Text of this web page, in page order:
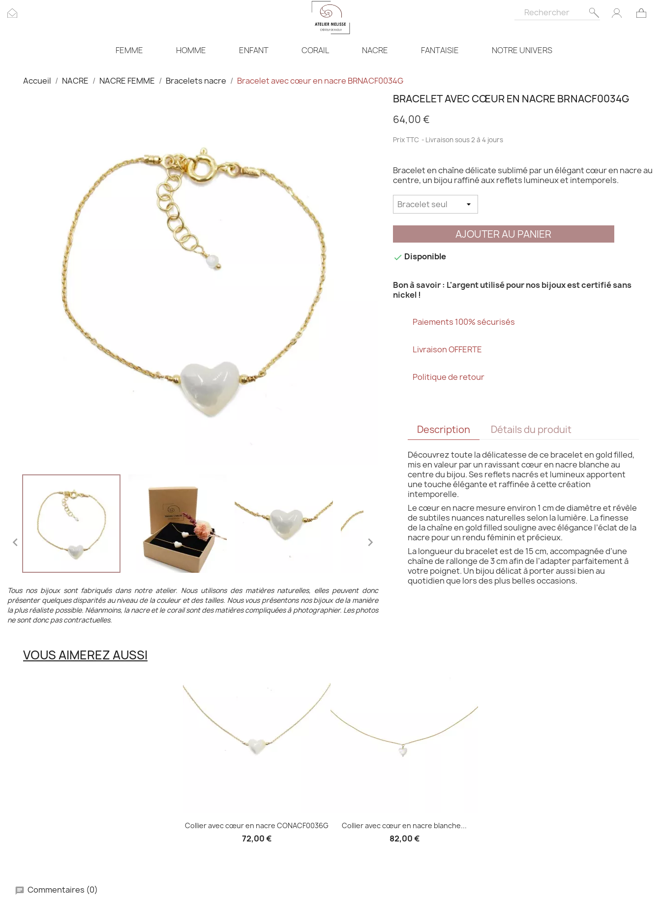
FEMME HOMME ENFANT CORAIL NACRE FANTAISIE NOTRE UNIVERS
Accueil NACRE NACRE FEMME Bracelets nacre Bracelet avec cœur en nacre BRNACF0034G
Tous nos bijoux sont fabriqués dans notre atelier. Nous utilisons des matières naturelles, elles peuvent donc
présenter quelques disparités au niveau de la couleur et des tailles. Nous vous présentons nos bijoux de la manière
la plus réaliste possible. Néanmoins, la nacre et le corail sont des matières compliquées à photographier. Les photos
ne sont donc pas contractuelles.
 
BRACELET AVEC CŒUR EN NACRE BRNACF0034G
64,00 €
Prix TTC Livraison sous 2 à 4 jours
Bracelet en chaîne délicate sublimé par un élégant cœur en nacre au
centre, un bijou raffiné aux reflets lumineux et intemporels.
AJOUTER AU PANIER
 Disponible
Bon à savoir : L'argent utilisé pour nos bijoux est certifié sans
nickel !
Paiements 100% sécurisés
Livraison OFFERTE
Politique de retour
Description Détails du produit
Découvrez toute la délicatesse de ce bracelet en gold filled,
mis en valeur par un ravissant cœur en nacre blanche au
centre du bijou. Ses reflets nacrés et lumineux apportent
une touche élégante et raffinée à cette création
intemporelle.
Le cœur en nacre mesure environ 1 cm de diamètre et révèle
de subtiles nuances naturelles selon la lumière. La finesse
de la chaîne en gold filled souligne avec élégance l’éclat de la
nacre pour un rendu féminin et précieux.
La longueur du bracelet est de 15 cm, accompagnée d’une
chaîne de rallonge de 3 cm afin de l’adapter parfaitement à
votre poignet. Un bijou délicat à porter aussi bien au
quotidien que lors des plus belles occasions.
VOUS AIMEREZ AUSSI
Collier avec cœur en nacre CONACF0036G
72,00 €
Collier avec cœur en nacre blanche...
82,00 €
Commentaires (0)